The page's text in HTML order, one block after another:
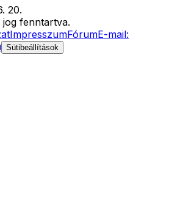
20.
jog fenntartva.
ImpresszumFórumE-mail:
Sütibeállítások